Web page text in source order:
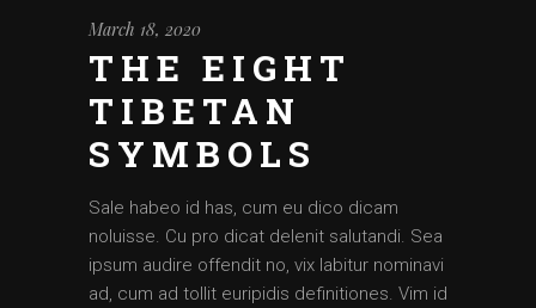
March 18, 2020
THE EIGHT
TIBETAN
SYMBOLS
Sale habeo id has, cum eu dico dicam
noluisse. Cu pro dicat delenit salutandi. Sea
ipsum audire offendit no, vix labitur nominavi
ad, cum ad tollit euripidis definitiones. Vim id